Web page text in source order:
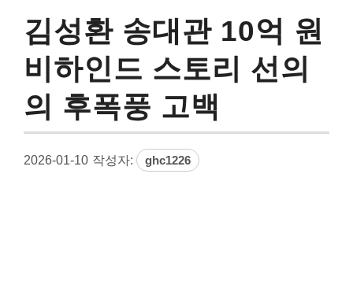
김성환 송대관 10억 원
비하인드 스토리 선의
의 후폭풍 고백
2026-01-10 작성자: ghc1226